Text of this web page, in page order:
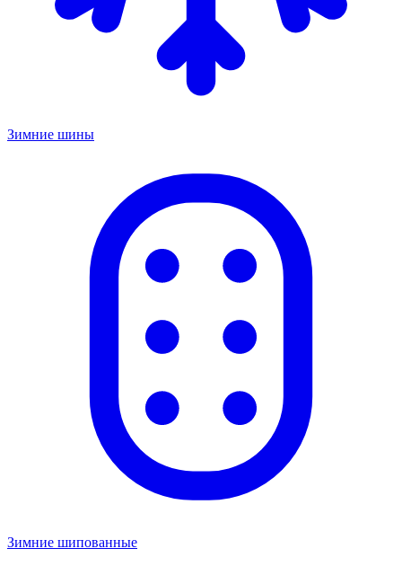
Зимние шины
Зимние шипованные